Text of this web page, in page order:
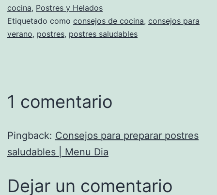
cocina, Postres y Helados
Etiquetado como consejos de cocina, consejos para
verano, postres, postres saludables
1 comentario
Pingback: Consejos para preparar postres
saludables | Menu Dia
Dejar un comentario